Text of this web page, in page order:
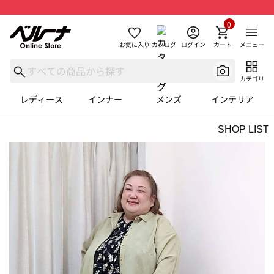
お気に入り カタログ ログイン カート
0
メニュー
カテゴリ
レディース インナー メンズ インテリア
SHOP LIST